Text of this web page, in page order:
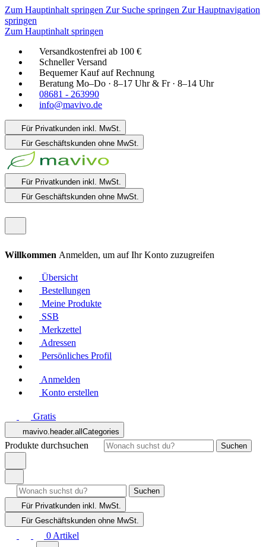
Zum Hauptinhalt springen Zur Suche springen Zur Hauptnavigation
springen
Zum Hauptinhalt springen
Versandkostenfrei ab 100 €
Schneller Versand
Bequemer Kauf auf Rechnung
Beratung Mo–Do · 8–17 Uhr & Fr · 8–14 Uhr
08681 - 263990
info@mavivo.de
Für Privatkunden inkl. MwSt.
Für Geschäftskunden ohne MwSt.
Für Privatkunden inkl. MwSt.
Für Geschäftskunden ohne MwSt.
Willkommen Anmelden, um auf Ihr Konto zuzugreifen
Übersicht
Bestellungen
Meine Produkte
SSB
Merkzettel
Adressen
Persönliches Profil
Anmelden
Konto erstellen
Gratis
mavivo.header.allCategories
Produkte durchsuchen Suchen
Suchen
Für Privatkunden inkl. MwSt.
Für Geschäftskunden ohne MwSt.
0 Artikel